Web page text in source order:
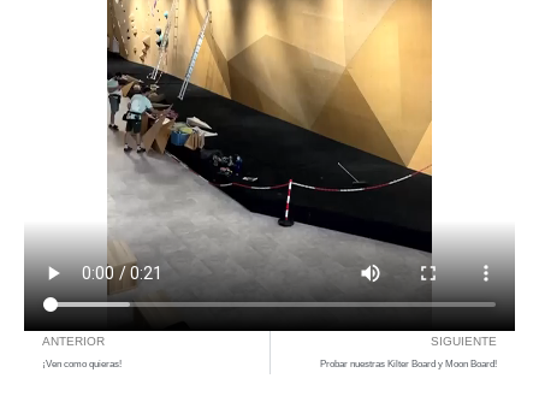
ANTERIOR
¡Ven como quieras!
SIGUIENTE
Probar nuestras Kilter Board y Moon Board!